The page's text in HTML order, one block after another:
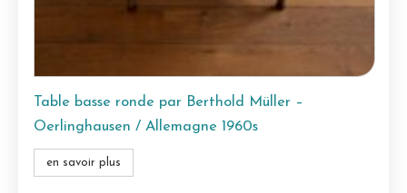
Table basse ronde par Berthold Müller –
Oerlinghausen / Allemagne 1960s
en savoir plus